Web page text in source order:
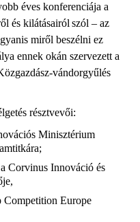
éves konferenciája a
és kilátásairól szól – az
miről beszélni ez
ennek okán szervezett a
vándorgyűlés
résztvevői:
Minisztérium
Corvinus Innováció és
Competition Europe